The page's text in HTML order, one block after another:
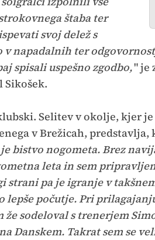
štaba ter
svoj delež s
napadalnih ter
spisali uspešno zgodbo," je
Sikošek.
Selitev v okolje, kjer je
v Brežicah,
je bistvo nogometa. Brez
leta in sem
strani pa je igranje v
lepše počutje. Pri
že sodeloval s trenerjem
Danskem. Takrat sem se